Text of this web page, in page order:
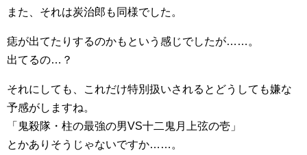
また、それは炭治郎も同様でした。
痣が出てたりするのかもという感じでしたが……。
出てるの…？
それにしても、これだけ特別扱いされるとどうしても嫌な
予感がしますね。
「鬼殺隊・柱の最強の男VS十二鬼月上弦の壱」
とかありそうじゃないですか……。